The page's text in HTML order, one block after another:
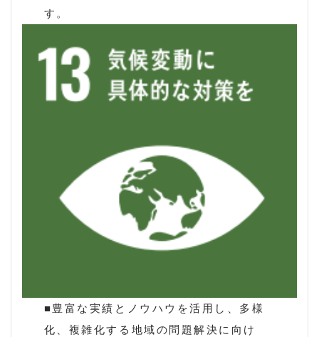
す。
■豊富な実績とノウハウを活用し、多様
化、複雑化する地域の問題解決に向け